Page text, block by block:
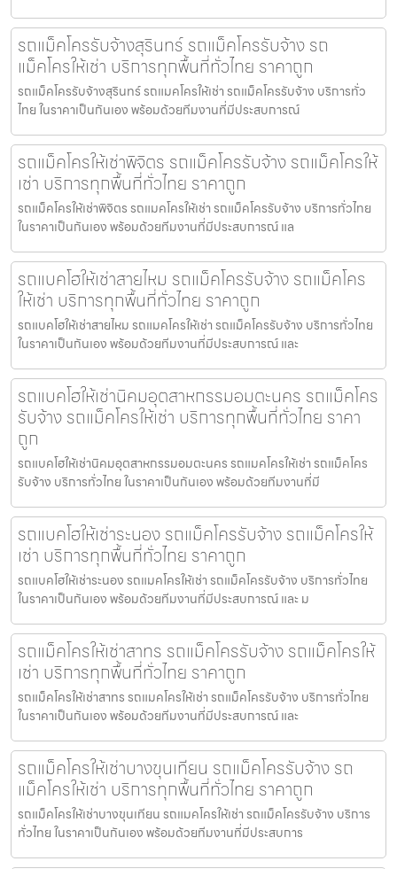
รถแม็คโครรับจ้างสุรินทร์ รถแม็คโครรับจ้าง รถ
แม็คโครให้เช่า บริการทุกพื้นที่ทั่วไทย ราคาถูก
รถแม็คโครรับจ้างสุรินทร์ รถแมคโครให้เช่า รถแม็คโครรับจ้าง บริการทั่ว
ไทย ในราคาเป็นกันเอง พร้อมด้วยทีมงานที่มีประสบการณ์
รถแม็คโครให้เช่าพิจิตร รถแม็คโครรับจ้าง รถแม็คโครให้
เช่า บริการทุกพื้นที่ทั่วไทย ราคาถูก
รถแม็คโครให้เช่าพิจิตร รถแมคโครให้เช่า รถแม็คโครรับจ้าง บริการทั่วไทย
ในราคาเป็นกันเอง พร้อมด้วยทีมงานที่มีประสบการณ์ แล
รถแบคโฮให้เช่าสายไหม รถแม็คโครรับจ้าง รถแม็คโคร
ให้เช่า บริการทุกพื้นที่ทั่วไทย ราคาถูก
รถแบคโฮให้เช่าสายไหม รถแมคโครให้เช่า รถแม็คโครรับจ้าง บริการทั่วไทย
ในราคาเป็นกันเอง พร้อมด้วยทีมงานที่มีประสบการณ์ และ
รถแบคโฮให้เช่านิคมอุตสาหกรรมอมตะนคร รถแม็คโคร
รับจ้าง รถแม็คโครให้เช่า บริการทุกพื้นที่ทั่วไทย ราคา
ถูก
รถแบคโฮให้เช่านิคมอุตสาหกรรมอมตะนคร รถแมคโครให้เช่า รถแม็คโคร
รับจ้าง บริการทั่วไทย ในราคาเป็นกันเอง พร้อมด้วยทีมงานที่มี
รถแบคโฮให้เช่าระนอง รถแม็คโครรับจ้าง รถแม็คโครให้
เช่า บริการทุกพื้นที่ทั่วไทย ราคาถูก
รถแบคโฮให้เช่าระนอง รถแมคโครให้เช่า รถแม็คโครรับจ้าง บริการทั่วไทย
ในราคาเป็นกันเอง พร้อมด้วยทีมงานที่มีประสบการณ์ และ ม
รถแม็คโครให้เช่าสาทร รถแม็คโครรับจ้าง รถแม็คโครให้
เช่า บริการทุกพื้นที่ทั่วไทย ราคาถูก
รถแม็คโครให้เช่าสาทร รถแมคโครให้เช่า รถแม็คโครรับจ้าง บริการทั่วไทย
ในราคาเป็นกันเอง พร้อมด้วยทีมงานที่มีประสบการณ์ และ
รถแม็คโครให้เช่าบางขุนเทียน รถแม็คโครรับจ้าง รถ
แม็คโครให้เช่า บริการทุกพื้นที่ทั่วไทย ราคาถูก
รถแม็คโครให้เช่าบางขุนเทียน รถแมคโครให้เช่า รถแม็คโครรับจ้าง บริการ
ทั่วไทย ในราคาเป็นกันเอง พร้อมด้วยทีมงานที่มีประสบการ